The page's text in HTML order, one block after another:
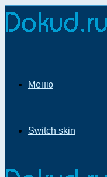
Меню
Switch skin